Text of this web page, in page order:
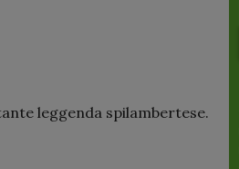
leggenda spilambertese.